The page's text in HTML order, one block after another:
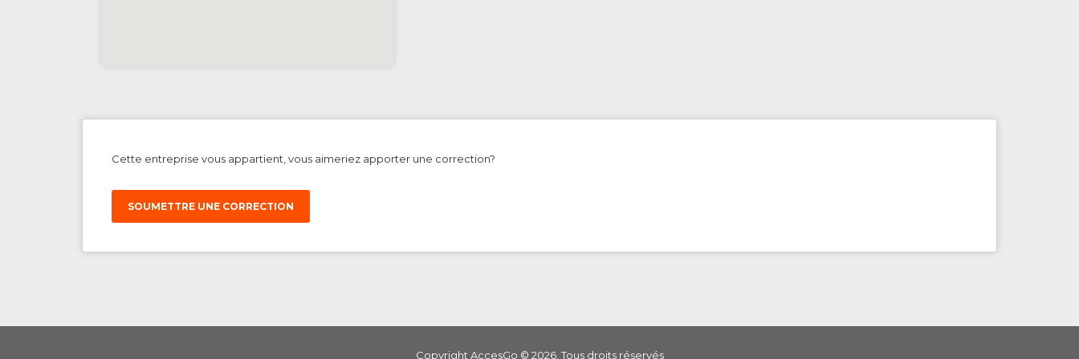
Cette entreprise vous appartient, vous aimeriez apporter une correction?
SOUMETTRE UNE CORRECTION
Copyright AccesGo © 2026. Tous droits réservés